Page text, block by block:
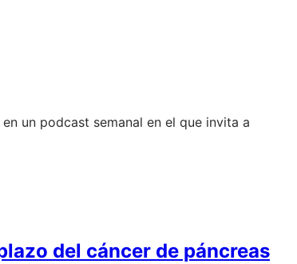
un podcast semanal en el que invita a
del cáncer de páncreas